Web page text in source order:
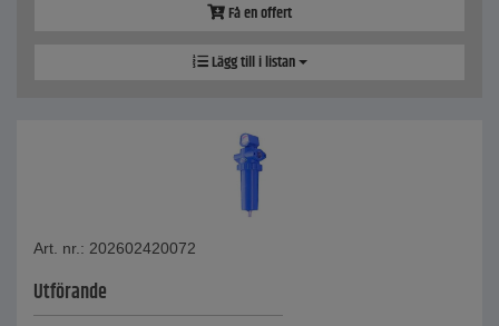
Få en offert
Lägg till i listan
Art. nr.: 202602420072
Utförande